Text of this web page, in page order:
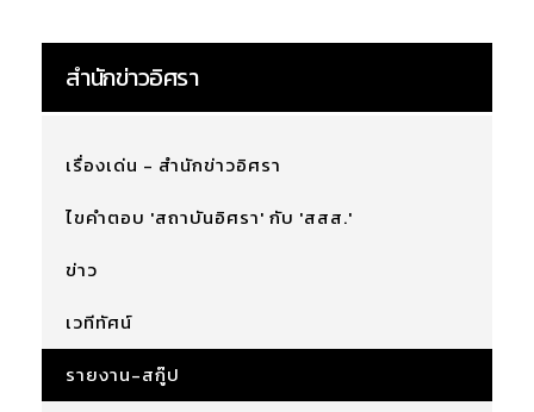
สำนักข่าวอิศรา
เรื่องเด่น - สำนักข่าวอิศรา
ไขคำตอบ 'สถาบันอิศรา' กับ 'สสส.'
ข่าว
เวทีทัศน์
รายงาน-สกู๊ป